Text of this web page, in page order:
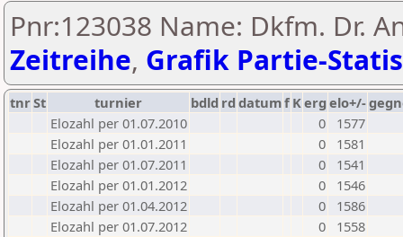
Pnr:123038 Name: Dkfm. Dr.
Zeitreihe, Grafik Partie-
tnrSt turnier bdld rd datumf Kerg elo+/-
Elozahl per 01.07.2010
0
1577
Elozahl per 01.01.2011
0
1581
Elozahl per 01.07.2011
0
1541
Elozahl per 01.01.2012
0
1546
Elozahl per 01.04.2012
0
1586
Elozahl per 01.07.2012
0
1558